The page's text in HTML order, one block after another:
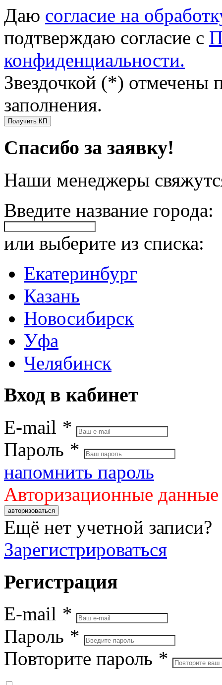
Даю согласие на
подтверждаю согласие с
конфиденциальности.
Звездочкой (*) отмечены
заполнения.
Получить КП
Спасибо за заявку!
Наши менеджеры
Введите название города:
или выберите из списка:
Екатеринбург
Казань
Новосибирск
Уфа
Челябинск
Вход в кабинет
E-mail *
Пароль *
напомнить пароль
Авторизационные
авторизоваться
Ещё нет учетной записи?
Зарегистрироваться
Регистрация
E-mail *
Пароль *
Повторите пароль *